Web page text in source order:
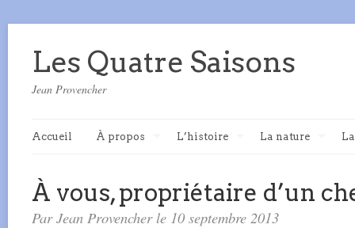
Les Quatre Saisons
Jean Provencher
Accueil À propos L’histoire La nature
À vous, propriétaire d’un
Par Jean Provencher le 10 septembre 2013